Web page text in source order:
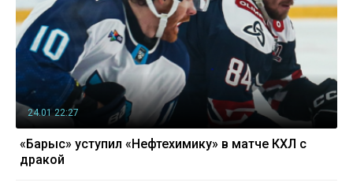
24.01 22:27
«Барыс» уступил «Нефтехимику» в матче КХЛ с
дракой